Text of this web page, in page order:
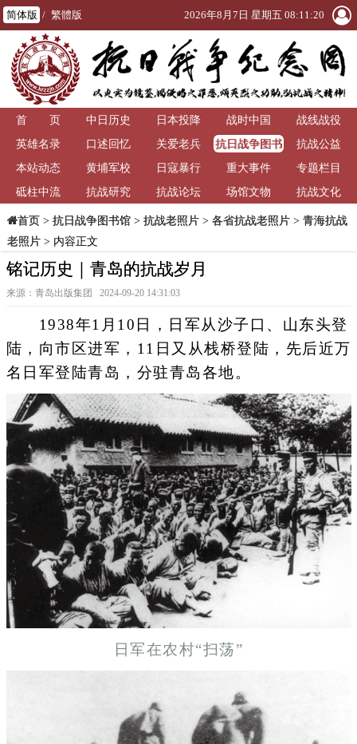
简体版 / 繁體版 2026年8月7日 星期五 08:11:21
首 页 中日历史 日本投降 战时中国
战线战役
英雄名录
口述回忆 关爱老兵
抗日战争图书
馆
抗战公益
本站动态
黄埔军校 日寇暴行 重大事件
专题栏目
砥柱中流
抗战研究 抗战论坛 场馆文物 抗战文化
首页> 抗日战争图书馆> 抗战老照片> 各省抗战老照片> 青海抗战
老照片> 内容正文
铭记历史｜青岛的抗战岁月
来源：青岛出版集团 2024-09-20 14:31:03
1938年1月10日，日军从沙子口、山东头登
陆，向市区进军，11日又从栈桥登陆，先后近万
名日军登陆青岛，分驻青岛各地。
日军在农村“扫荡”